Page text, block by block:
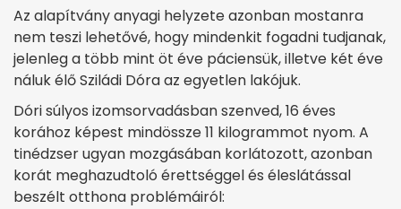
Az alapítvány anyagi helyzete azonban mostanra
nem teszi lehetővé, hogy mindenkit fogadni tudjanak,
jelenleg a több mint öt éve páciensük, illetve két éve
náluk élő Sziládi Dóra az egyetlen lakójuk.
Dóri súlyos izomsorvadásban szenved, 16 éves
korához képest mindössze 11 kilogrammot nyom. A
tinédzser ugyan mozgásában korlátozott, azonban
korát meghazudtoló érettséggel és éleslátással
beszélt otthona problémáiról: